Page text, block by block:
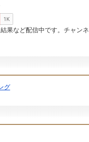
果など配信中です。チャンネ
グ